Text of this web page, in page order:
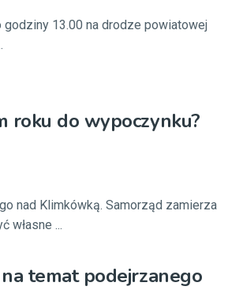
godziny 13.00 na drodze powiatowej
roku do wypoczynku?
nad Klimkówką. Samorząd zamierza
własne ...
temat podejrzanego